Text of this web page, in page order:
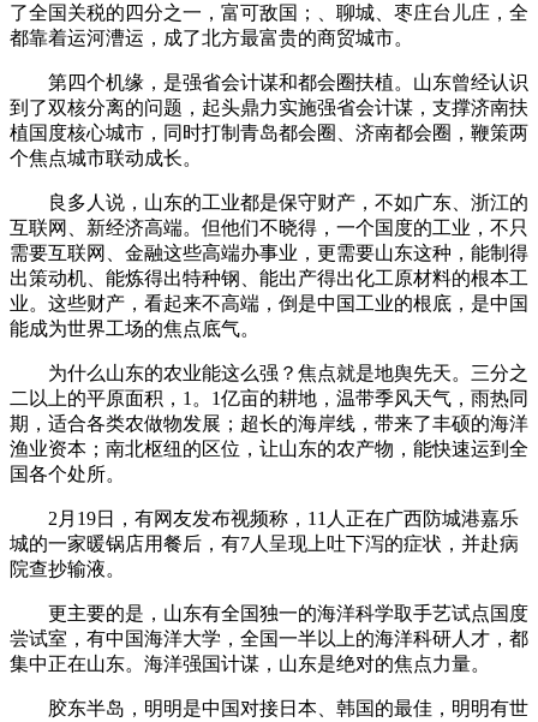
了全国关税的四分之一，富可敌国；、聊城、枣庄台儿庄，全
都靠着运河漕运，成了北方最富贵的商贸城市。
第四个机缘，是强省会计谋和都会圈扶植。山东曾经认识
到了双核分离的问题，起头鼎力实施强省会计谋，支撑济南扶
植国度核心城市，同时打制青岛都会圈、济南都会圈，鞭策两
个焦点城市联动成长。
良多人说，山东的工业都是保守财产，不如广东、浙江的
互联网、新经济高端。但他们不晓得，一个国度的工业，不只
需要互联网、金融这些高端办事业，更需要山东这种，能制得
出策动机、能炼得出特种钢、能出产得出化工原材料的根本工
业。这些财产，看起来不高端，倒是中国工业的根底，是中国
能成为世界工场的焦点底气。
为什么山东的农业能这么强？焦点就是地舆先天。三分之
二以上的平原面积，1。1亿亩的耕地，温带季风天气，雨热同
期，适合各类农做物发展；超长的海岸线，带来了丰硕的海洋
渔业资本；南北枢纽的区位，让山东的农产物，能快速运到全
国各个处所。
2月19日，有网友发布视频称，11人正在广西防城港嘉乐
城的一家暖锅店用餐后，有7人呈现上吐下泻的症状，并赴病
院查抄输液。
更主要的是，山东有全国独一的海洋科学取手艺试点国度
尝试室，有中国海洋大学，全国一半以上的海洋科研人才，都
集中正在山东。海洋强国计谋，山东是绝对的焦点力量。
胶东半岛，明明是中国对接日本、韩国的最佳，明明有世